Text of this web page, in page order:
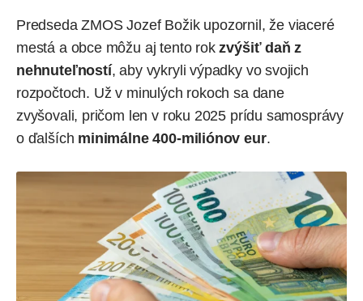
Predseda ZMOS Jozef Božik upozornil, že viaceré
mestá a obce môžu aj tento rokzvýšiť daň z
nehnuteľností, aby vykryli výpadky vo svojich
rozpočtoch. Už v minulých rokoch sa dane
zvyšovali, pričom len v roku 2025 prídu samosprávy
o ďalších minimálne 400-miliónov eur.